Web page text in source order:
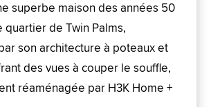
superbe maison des années 50
quartier de Twin Palms,
son architecture à poteaux et
des vues à couper le souffle,
réaménagée par H3K Home +